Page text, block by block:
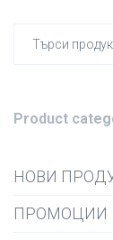
Product
НОВИ
ПРОМОЦИИ